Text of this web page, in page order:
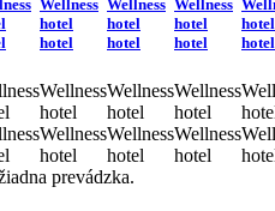
Wellness
hotel
hotel
Wellness
hotel
Wellness
hotel
Wellness
hotel
hotel
Wellness
hotel
Wellness
hotel
Wellness
hotel
hotel
Wellness
hotel
Wellness
hotel
hotel
hotel
prevádzka.